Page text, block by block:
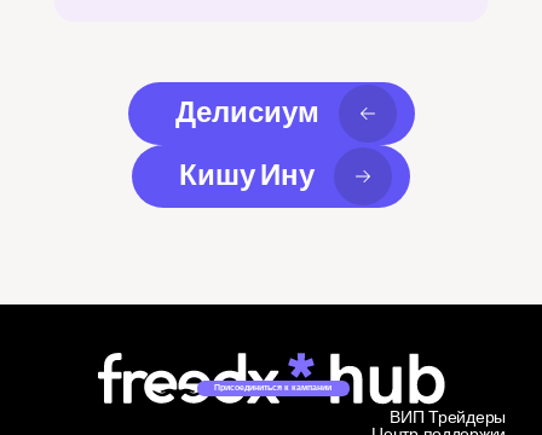
Делисиум
Кишу Ину
Присоединиться к кампании
ВИП Трейдеры